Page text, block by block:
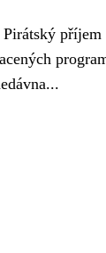
příjem